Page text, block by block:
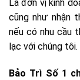
Là đơn vị kinh
cũng như nhận
nếu có nhu cầu
lạc với chúng tôi.
Bảo Trì Số 1